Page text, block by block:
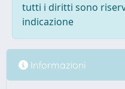
tutti i diritti sono
indicazione
Informazioni